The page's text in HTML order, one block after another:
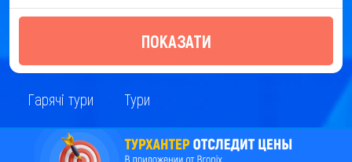
ПОКАЗАТИ
Гарячі тури Тури